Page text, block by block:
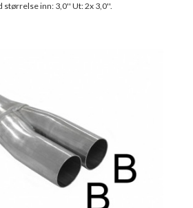
størrelse inn: 3,0'' Ut: 2x 3,0''.